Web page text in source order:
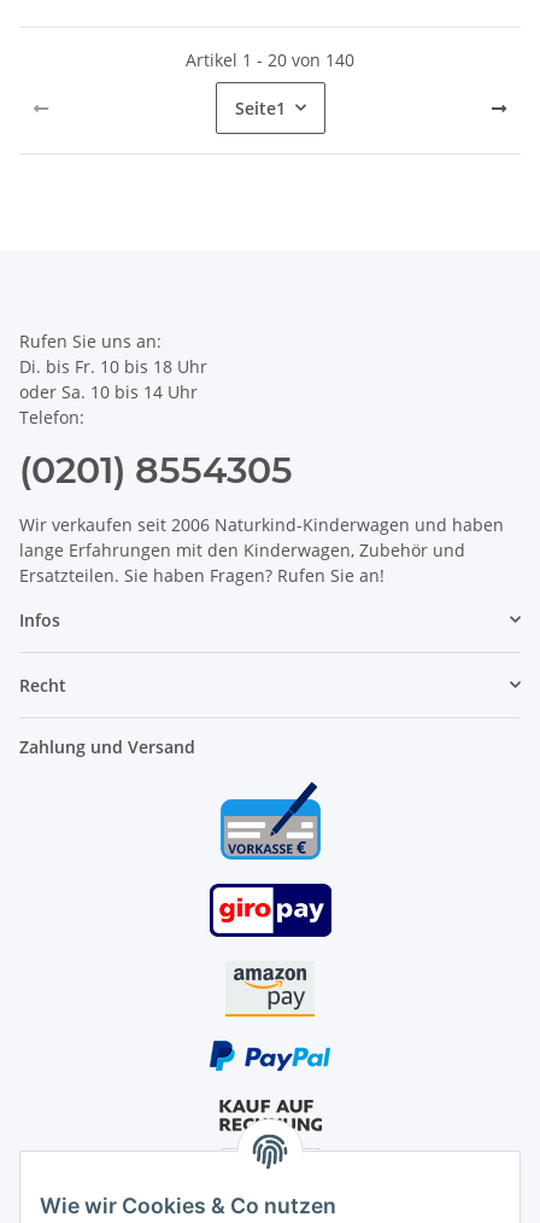
Wie wir Cookies & Co nutzen
Artikel 1 - 20 von 140
Seite1
Rufen Sie uns an:
Di. bis Fr. 10 bis 18 Uhr
oder Sa. 10 bis 14 Uhr
Telefon:
(0201) 8554305
Wir verkaufen seit 2006 Naturkind-Kinderwagen und haben
lange Erfahrungen mit den Kinderwagen, Zubehör und
Ersatzteilen. Sie haben Fragen? Rufen Sie an!
Infos
Recht
Zahlung und Versand